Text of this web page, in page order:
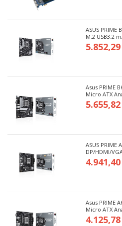
ASUS PRIME
M.2 USB3.2
Asus PRIME
Micro ATX
ASUS PRIME
DP/HDMI/
Asus PRIME
Micro ATX